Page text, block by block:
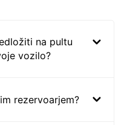
na pultu
vozilo?
rezervoarjem?